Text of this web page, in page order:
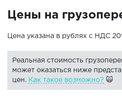
Цены на
Цена указана в рублях с НДС
Реальная стоимость
может оказаться ниже
цен. Как такое возможно? 🙀